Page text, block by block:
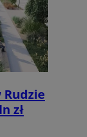
zł